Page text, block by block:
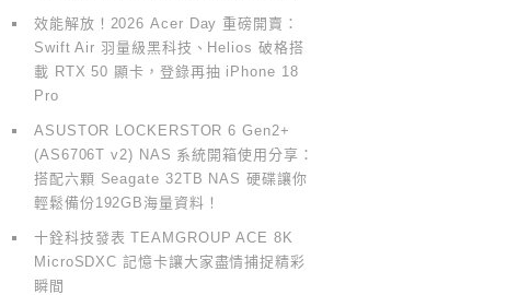
效能解放！2026 Acer Day 重磅開賣：
Swift Air 羽量級黑科技、Helios 破格搭
載 RTX 50 顯卡，登錄再抽 iPhone 18
Pro
ASUSTOR LOCKERSTOR 6 Gen2+
(AS6706T v2) NAS 系統開箱使用分享：
搭配六顆 Seagate 32TB NAS 硬碟讓你
輕鬆備份192GB海量資料！
十銓科技發表 TEAMGROUP ACE 8K
MicroSDXC 記憶卡讓大家盡情捕捉精彩
瞬間